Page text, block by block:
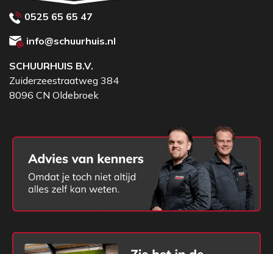
0525 65 65 47
info@schuurhuis.nl
SCHUURHUIS B.V.
Zuiderzeestraatweg 384
8096 CN Oldebroek